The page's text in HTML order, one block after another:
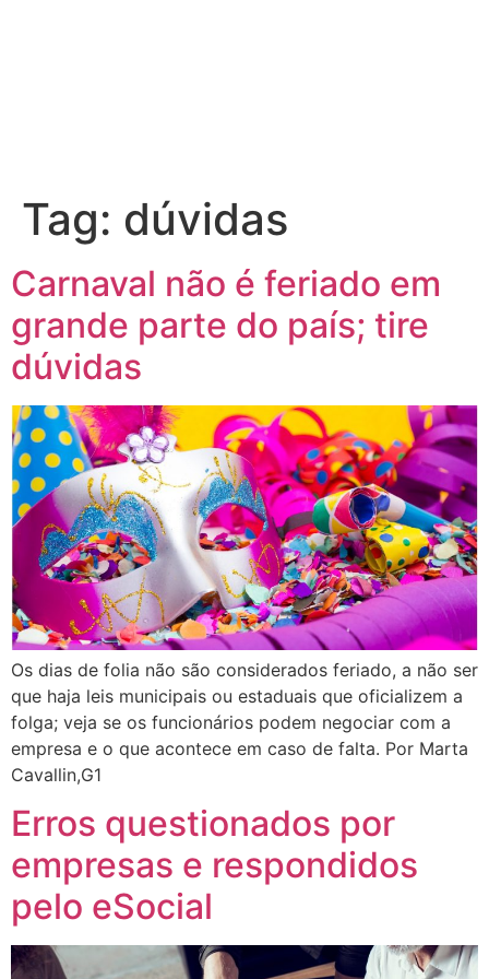
Tag: dúvidas
Carnaval não é feriado em
grande parte do país; tire
dúvidas
Os dias de folia não são considerados feriado, a não ser
que haja leis municipais ou estaduais que oficializem a
folga; veja se os funcionários podem negociar com a
empresa e o que acontece em caso de falta. Por Marta
Cavallin,G1
Erros questionados por
empresas e respondidos
pelo eSocial